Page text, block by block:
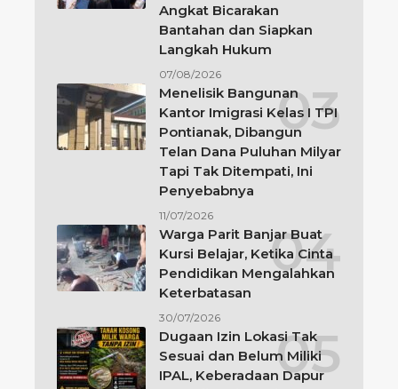
Angkat Bicarakan
Bantahan dan Siapkan
Langkah Hukum
07/08/2026
Menelisik Bangunan
Kantor Imigrasi Kelas I TPI
Pontianak, Dibangun
Telan Dana Puluhan Milyar
Tapi Tak Ditempati, Ini
Penyebabnya
11/07/2026
Warga Parit Banjar Buat
Kursi Belajar, Ketika Cinta
Pendidikan Mengalahkan
Keterbatasan
30/07/2026
Dugaan Izin Lokasi Tak
Sesuai dan Belum Miliki
IPAL, Keberadaan Dapur